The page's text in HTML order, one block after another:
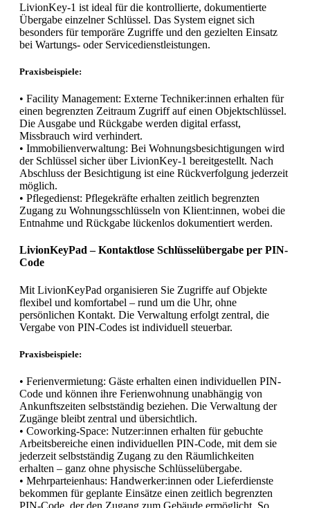
LivionKey-1 ist ideal für die kontrollierte, dokumentierte
Übergabe einzelner Schlüssel. Das System eignet sich
besonders für temporäre Zugriffe und den gezielten Einsatz
bei Wartungs- oder Servicedienstleistungen.
Praxisbeispiele:
• Facility Management: Externe Techniker:innen erhalten für
einen begrenzten Zeitraum Zugriff auf einen Objektschlüssel.
Die Ausgabe und Rückgabe werden digital erfasst,
Missbrauch wird verhindert.
• Immobilienverwaltung: Bei Wohnungsbesichtigungen wird
der Schlüssel sicher über LivionKey-1 bereitgestellt. Nach
Abschluss der Besichtigung ist eine Rückverfolgung jederzeit
möglich.
• Pflegedienst: Pflegekräfte erhalten zeitlich begrenzten
Zugang zu Wohnungsschlüsseln von Klient:innen, wobei die
Entnahme und Rückgabe lückenlos dokumentiert werden.
LivionKeyPad – Kontaktlose Schlüsselübergabe per PIN-
Code
Mit LivionKeyPad organisieren Sie Zugriffe auf Objekte
flexibel und komfortabel – rund um die Uhr, ohne
persönlichen Kontakt. Die Verwaltung erfolgt zentral, die
Vergabe von PIN-Codes ist individuell steuerbar.
Praxisbeispiele:
• Ferienvermietung: Gäste erhalten einen individuellen PIN-
Code und können ihre Ferienwohnung unabhängig von
Ankunftszeiten selbstständig beziehen. Die Verwaltung der
Zugänge bleibt zentral und übersichtlich.
• Coworking-Space: Nutzer:innen erhalten für gebuchte
Arbeitsbereiche einen individuellen PIN-Code, mit dem sie
jederzeit selbstständig Zugang zu den Räumlichkeiten
erhalten – ganz ohne physische Schlüsselübergabe.
• Mehrparteienhaus: Handwerker:innen oder Lieferdienste
bekommen für geplante Einsätze einen zeitlich begrenzten
PIN-Code, der den Zugang zum Gebäude ermöglicht. So